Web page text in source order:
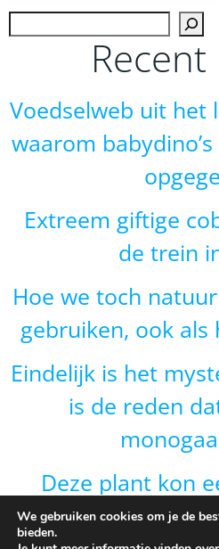
Voedselweb uit het
waarom
Extreem giftige
de trein
Hoe we toch
gebruiken, ook als
Eindelijk is het
is de reden
Deze plant kon
gebied veroveren
We gebruiken cookies om je de
bieden.